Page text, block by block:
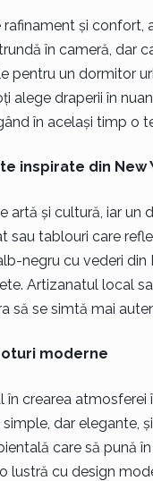
și confort,
în cameră, dar
pentru un dormitor
alege draperii în
în același timp o
inspirate din New
artă și cultură, iar
sau tablouri care
negru cu vederi
Artizanatul local
să se simtă mai
moderne
în crearea
dar elegante,
care să pună
lustră cu design